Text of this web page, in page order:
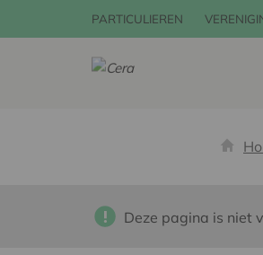
PARTICULIEREN
Deze pagina is niet